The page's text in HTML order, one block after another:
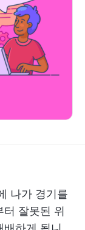
나가 경기를
잘못된 위